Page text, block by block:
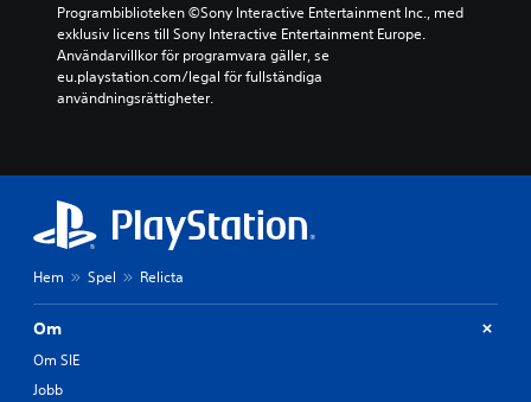
Programbiblioteken ©Sony Interactive Entertainment Inc., med
exklusiv licens till Sony Interactive Entertainment Europe.
Användarvillkor för programvara gäller, se
eu.playstation.com/legal för fullständiga
användningsrättigheter.
Hem Spel Relicta
Om
Om SIE
Jobb